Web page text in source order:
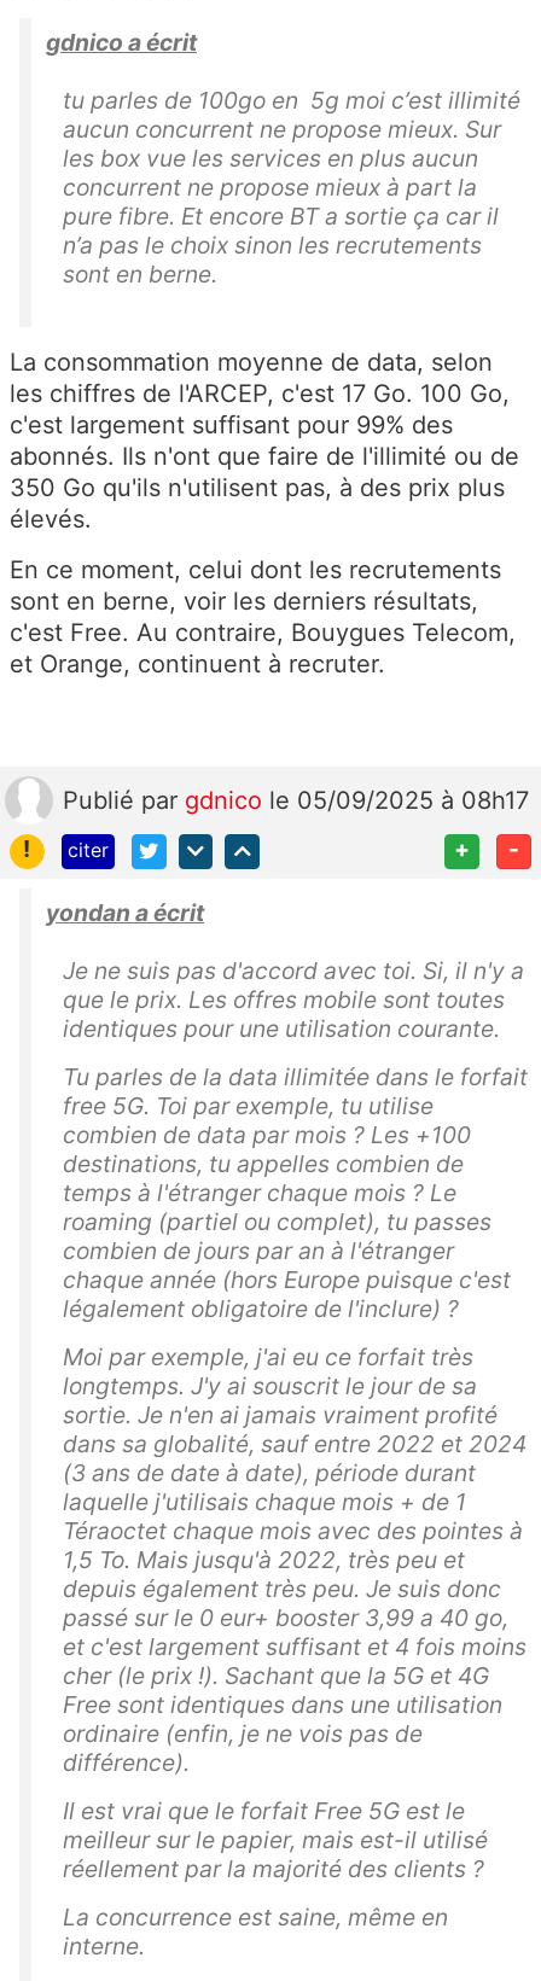
gdnico a écrit
tu parles de 100go en 5g moi c’est illimité
aucun concurrent ne propose mieux. Sur
les box vue les services en plus aucun
concurrent ne propose mieux à part la
pure fibre. Et encore BT a sortie ça car il
n’a pas le choix sinon les recrutements
sont en berne.
La consommation moyenne de data, selon
les chiffres de l'ARCEP, c'est 17 Go. 100 Go,
c'est largement suffisant pour 99% des
abonnés. Ils n'ont que faire de l'illimité ou de
350 Go qu'ils n'utilisent pas, à des prix plus
élevés.
En ce moment, celui dont les recrutements
sont en berne, voir les derniers résultats,
c'est Free. Au contraire, Bouygues Telecom,
et Orange, continuent à recruter.
Publié par gdnico le 05/09/2025 à 08h17
!
citer + -
yondan a écrit
Je ne suis pas d'accord avec toi. Si, il n'y a
que le prix. Les offres mobile sont toutes
identiques pour une utilisation courante.
Tu parles de la data illimitée dans le forfait
free 5G. Toi par exemple, tu utilise
combien de data par mois ? Les +100
destinations, tu appelles combien de
temps à l'étranger chaque mois ? Le
roaming (partiel ou complet), tu passes
combien de jours par an à l'étranger
chaque année (hors Europe puisque c'est
légalement obligatoire de l'inclure) ?
Moi par exemple, j'ai eu ce forfait très
longtemps. J'y ai souscrit le jour de sa
sortie. Je n'en ai jamais vraiment profité
dans sa globalité, sauf entre 2022 et 2024
(3 ans de date à date), période durant
laquelle j'utilisais chaque mois + de 1
Téraoctet chaque mois avec des pointes à
1,5 To. Mais jusqu'à 2022, très peu et
depuis également très peu. Je suis donc
passé sur le 0 eur+ booster 3,99 a 40 go,
et c'est largement suffisant et 4 fois moins
cher (le prix !). Sachant que la 5G et 4G
Free sont identiques dans une utilisation
ordinaire (enfin, je ne vois pas de
différence).
Il est vrai que le forfait Free 5G est le
meilleur sur le papier, mais est-il utilisé
réellement par la majorité des clients ?
La concurrence est saine, même en
interne.